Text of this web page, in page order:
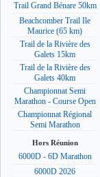
Trail Grand Bénare 50km
Beachcomber Trail Ile
Maurice (65 km)
Trail de la Rivière des
Galets 15km
Trail de la Rivière des
Galets 40km
Championnat Semi
Marathon - Course Open
Championnat Régional
Semi Marathon
Hors Réunion
6000D - 6D Marathon
6000D 2026